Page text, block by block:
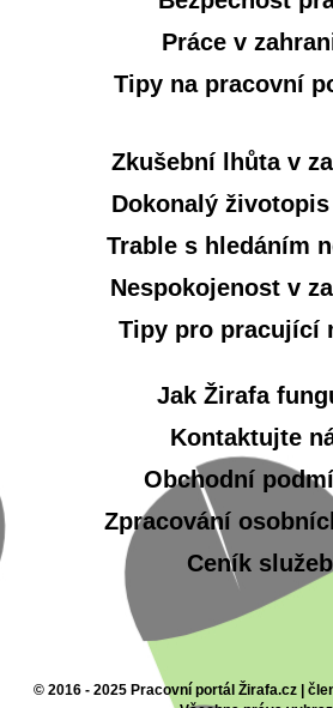
Práce v
Tipy na pracovní
Zkušební lhůta v
Dokonalý životopis
Trable s hledáním
Nespokojenost v
Tipy pro pracující
Jak Žirafa
Kontaktujte
Obchodní
Zpracování
Ceník služeb
© 2016 - 2025 Pracovní portál Žirafa.cz |